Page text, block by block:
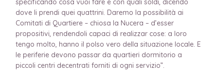
specificando cosa vuoi fare e con quali soldi, dicendo
dove li prendi quei quattrini. Daremo la possibilità ai
Comitati di Quartiere – chiosa la Nucera – d’esser
propositivi, rendendoli capaci di realizzar cose: a loro
tengo molto, hanno il polso vero della situazione locale. E
le periferie devono passar da quartieri dormitorio a
piccoli centri decentrati forniti di ogni servizio”.